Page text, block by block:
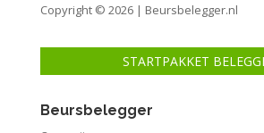
Copyright © 2026 | Beursbelegger.nl
STARTPAKKET
Beursbelegger